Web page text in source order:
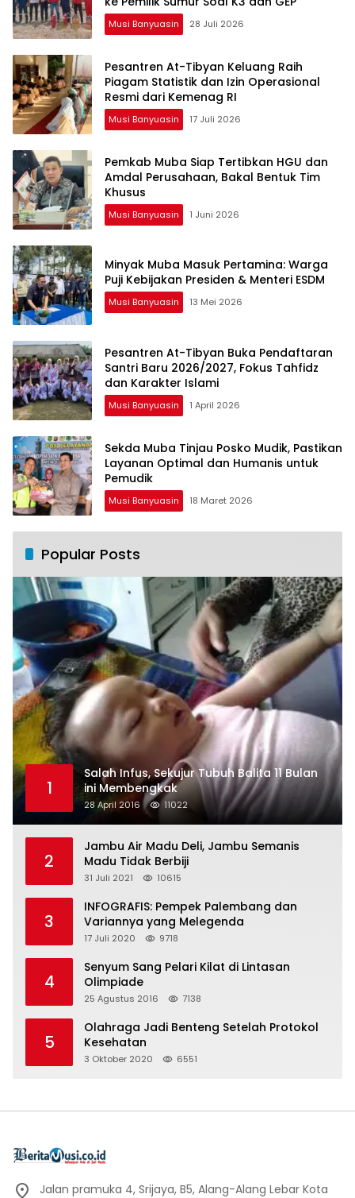
Musi Banyuasin 28 Juli 2026
Pesantren At-Tibyan Keluang Raih
Piagam Statistik dan Izin Operasional
Resmi dari Kemenag RI
Musi Banyuasin 17 Juli 2026
Pemkab Muba Siap Tertibkan HGU dan
Amdal Perusahaan, Bakal Bentuk Tim
Khusus
Musi Banyuasin 1 Juni 2026
Minyak Muba Masuk Pertamina: Warga
Puji Kebijakan Presiden & Menteri ESDM
Musi Banyuasin 13 Mei 2026
Pesantren At-Tibyan Buka Pendaftaran
Santri Baru 2026/2027, Fokus Tahfidz
dan Karakter Islami
Musi Banyuasin 1 April 2026
Sekda Muba Tinjau Posko Mudik, Pastikan
Layanan Optimal dan Humanis untuk
Pemudik
Musi Banyuasin 18 Maret 2026
Popular Posts
1
Salah Infus, Sekujur Tubuh Balita 11 Bulan
ini Membengkak
28 April 2016 11022
2
Jambu Air Madu Deli, Jambu Semanis
Madu Tidak Berbiji
31 Juli 2021 10615
3
INFOGRAFIS: Pempek Palembang dan
Variannya yang Melegenda
17 Juli 2020 9718
4
Senyum Sang Pelari Kilat di Lintasan
Olimpiade
25 Agustus 2016 7138
5
Olahraga Jadi Benteng Setelah Protokol
Kesehatan
3 Oktober 2020 6551
Jalan pramuka 4, Srijaya, B5, Alang-Alang Lebar Kota